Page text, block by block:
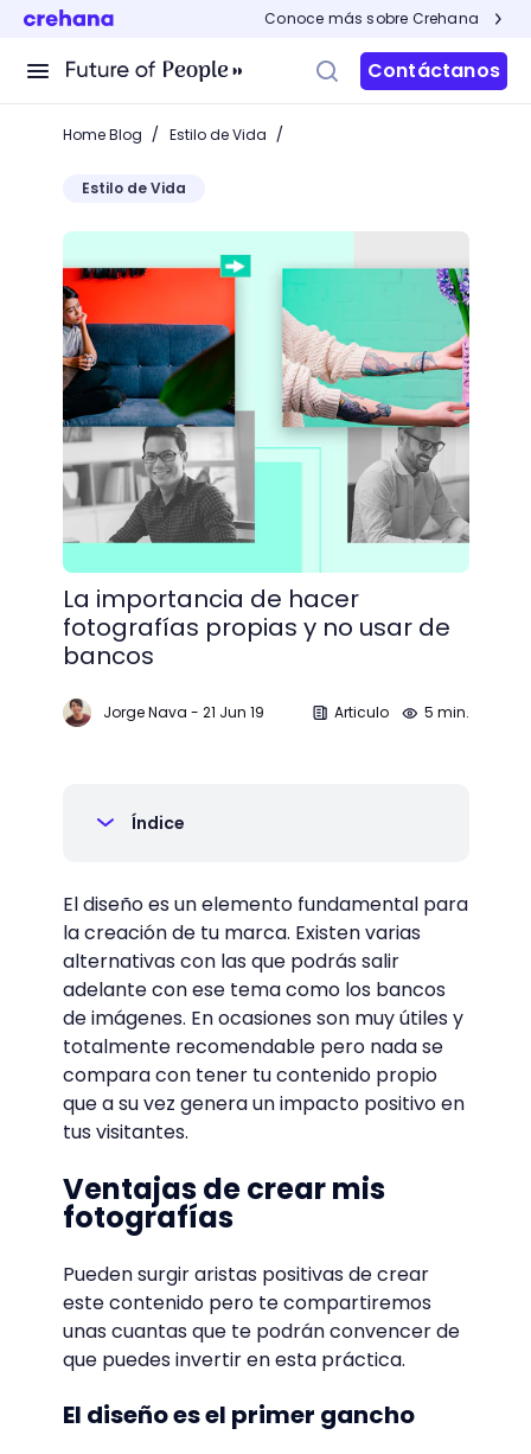
Conoce más sobre Crehana
Contáctanos
Home Blog / Estilo de Vida /
Estilo de Vida
La importancia de hacer fotografías propias y no
La importancia de hacer
fotografías propias y no usar de
bancos
Jorge Nava - 21 Jun 19 Articulo 5 min.
Índice
El diseño es un elemento fundamental para
la creación de tu marca. Existen varias
alternativas con las que podrás salir
adelante con ese tema como los bancos
de imágenes. En ocasiones son muy útiles y
totalmente recomendable pero nada se
compara con tener tu contenido propio
que a su vez genera un impacto positivo en
tus visitantes.
Ventajas de crear mis
fotografías
Pueden surgir aristas positivas de crear
este contenido pero te compartiremos
unas cuantas que te podrán convencer de
que puedes invertir en esta práctica.
El diseño es el primer gancho